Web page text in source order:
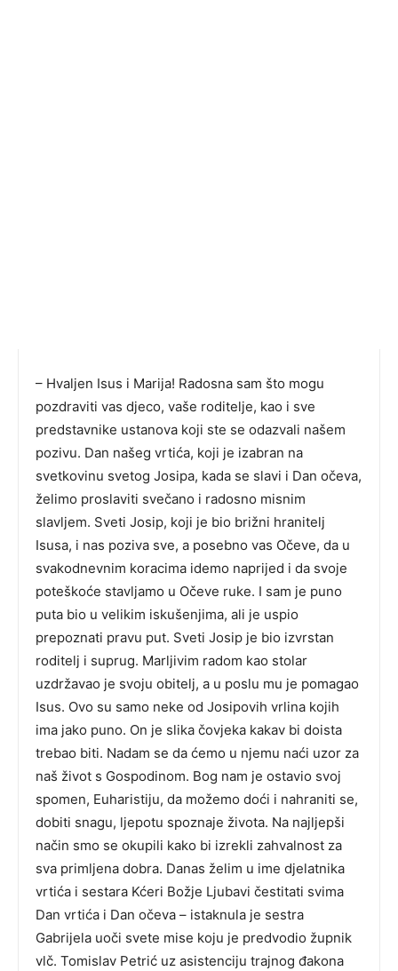
– Hvaljen Isus i Marija! Radosna sam što mogu
pozdraviti vas djeco, vaše roditelje, kao i sve
predstavnike ustanova koji ste se odazvali našem
pozivu. Dan našeg vrtića, koji je izabran na
svetkovinu svetog Josipa, kada se slavi i Dan očeva,
želimo proslaviti svečano i radosno misnim
slavljem. Sveti Josip, koji je bio brižni hranitelj
Isusa, i nas poziva sve, a posebno vas Očeve, da u
svakodnevnim koracima idemo naprijed i da svoje
poteškoće stavljamo u Očeve ruke. I sam je puno
puta bio u velikim iskušenjima, ali je uspio
prepoznati pravu put. Sveti Josip je bio izvrstan
roditelj i suprug. Marljivim radom kao stolar
uzdržavao je svoju obitelj, a u poslu mu je pomagao
Isus. Ovo su samo neke od Josipovih vrlina kojih
ima jako puno. On je slika čovjeka kakav bi doista
trebao biti. Nadam se da ćemo u njemu naći uzor za
naš život s Gospodinom. Bog nam je ostavio svoj
spomen, Euharistiju, da možemo doći i nahraniti se,
dobiti snagu, ljepotu spoznaje života. Na najljepši
način smo se okupili kako bi izrekli zahvalnost za
sva primljena dobra. Danas želim u ime djelatnika
vrtića i sestara Kćeri Božje Ljubavi čestitati svima
Dan vrtića i Dan očeva – istaknula je sestra
Gabrijela uoči svete mise koju je predvodio župnik
vlč. Tomislav Petrić uz asistenciju trajnog đakona